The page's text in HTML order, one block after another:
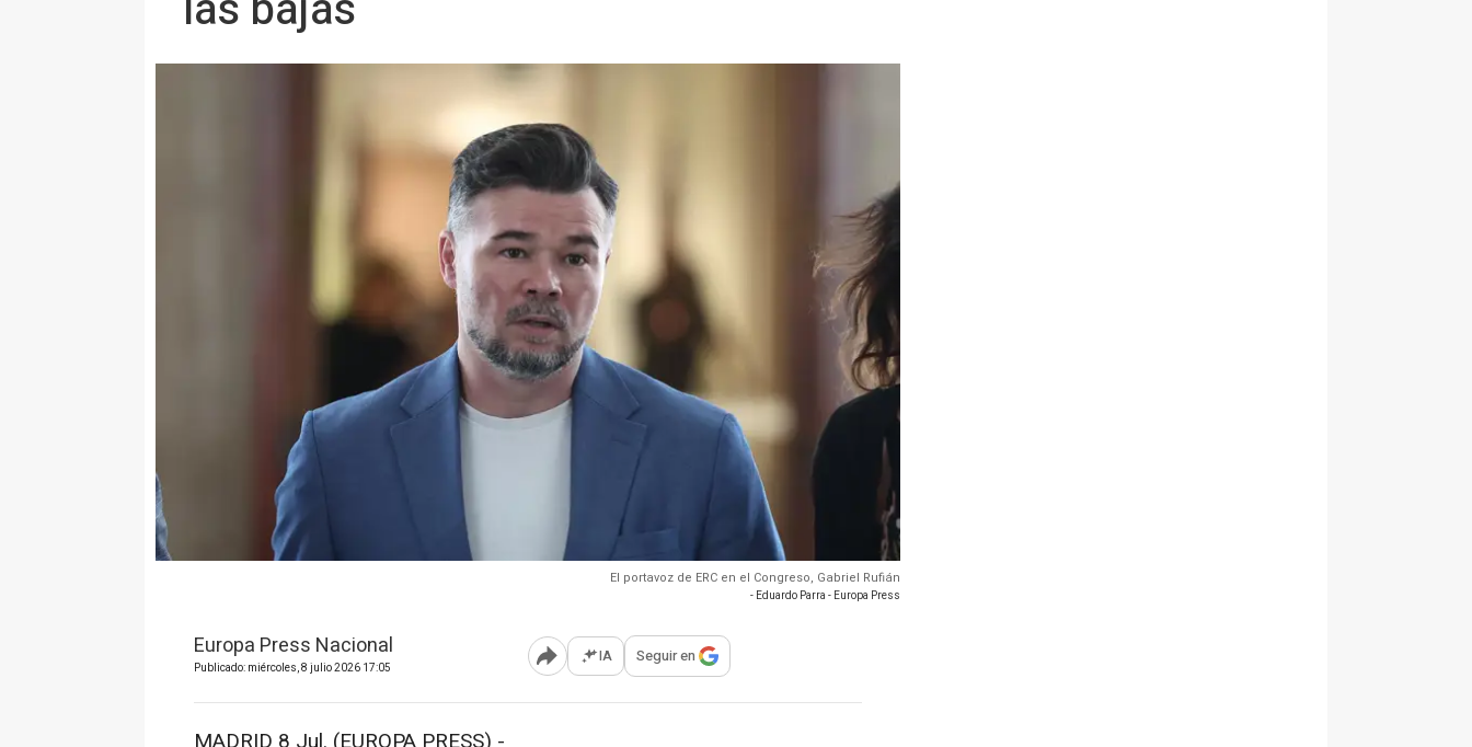
El portavoz de ERC en el Congreso, Gabriel Rufián
- Eduardo Parra - Europa Press
Europa Press Nacional
Publicado: miércoles, 8 julio 2026 17:05 Abrir opciones para compartir
IA Seguir en